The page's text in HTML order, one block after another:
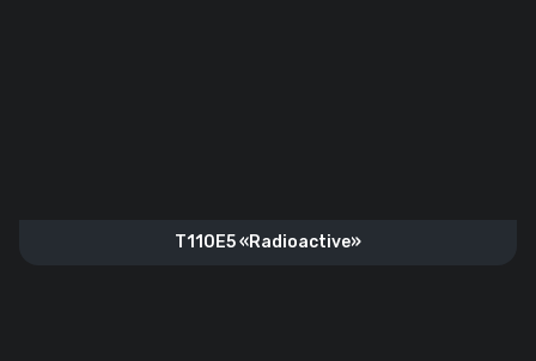
T110E5 «Radioactive»